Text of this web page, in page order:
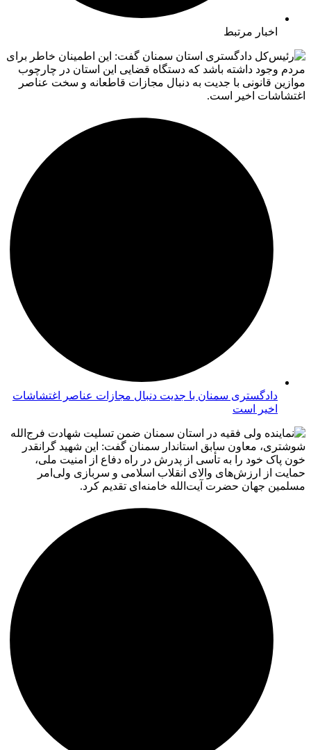
اخبار مرتبط
دادگستری سمنان با جدیت دنبال مجازات عناصر اغتشاشات
اخیر است